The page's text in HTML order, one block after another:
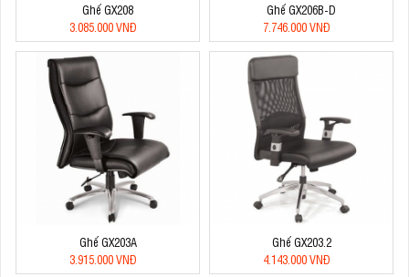
Ghế GX208
3.085.000 VNĐ
Ghế GX206B-D
7.746.000 VNĐ
Ghế GX203A
3.915.000 VNĐ
Ghế GX203.2
4.143.000 VNĐ